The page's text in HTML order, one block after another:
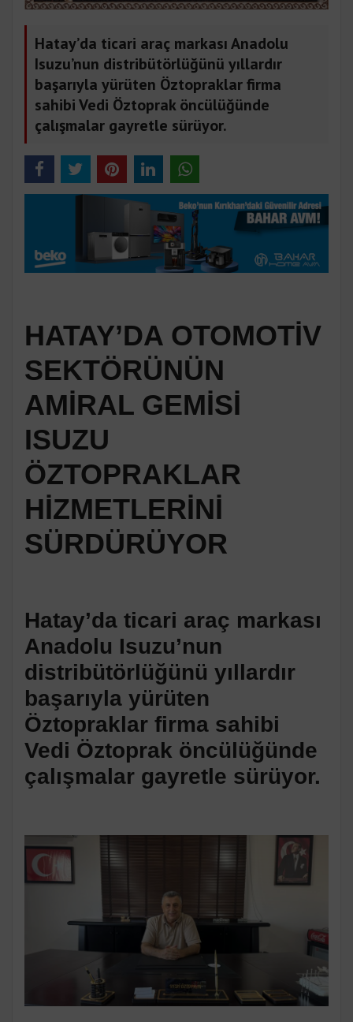
Hatay’da ticari araç markası Anadolu
Isuzu’nun distribütörlüğünü yıllardır
başarıyla yürüten Öztopraklar firma
sahibi Vedi Öztoprak öncülüğünde
çalışmalar gayretle sürüyor.
HATAY’DA OTOMOTİV
SEKTÖRÜNÜN
AMİRAL GEMİSİ
ISUZU
ÖZTOPRAKLAR
HİZMETLERİNİ
SÜRDÜRÜYOR
Hatay’da ticari araç markası
Anadolu Isuzu’nun
distribütörlüğünü yıllardır
başarıyla yürüten
Öztopraklar firma sahibi
Vedi Öztoprak öncülüğünde
çalışmalar gayretle sürüyor.